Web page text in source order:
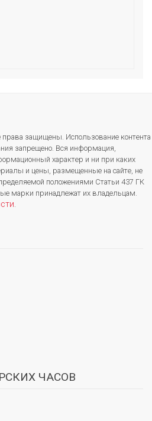
права защищены. Использование контента
запрещено. Вся информация,
характер и ни при каких
и цены, размещенные на сайте, не
положениями Статьи 437 ГК
марки принадлежат их владельцам.
.
ЧАСОВ